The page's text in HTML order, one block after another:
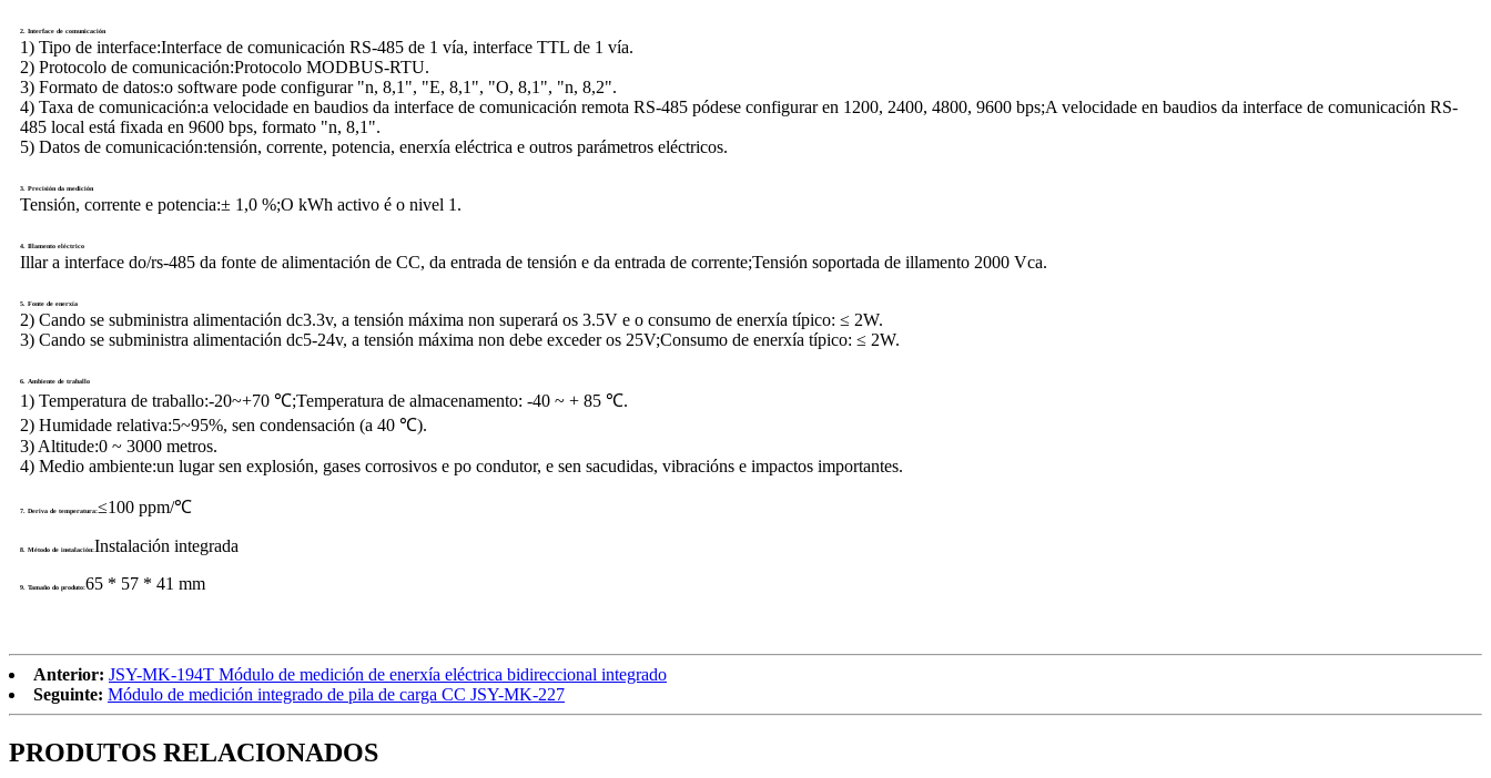
2. Interface de comunicación
1) Tipo de interface:Interface de comunicación RS-485 de 1 vía, interface TTL de 1 vía.
2) Protocolo de comunicación:Protocolo MODBUS-RTU.
3) Formato de datos:o software pode configurar "n, 8,1", "E, 8,1", "O, 8,1", "n, 8,2".
4) Taxa de comunicación:a velocidade en baudios da interface de comunicación remota RS-485 pódese configurar en 1200, 2400, 4800, 9600 bps;A velocidade en baudios da interface de comunicación RS-
485 local está fixada en 9600 bps, formato "n, 8,1".
5) Datos de comunicación:tensión, corrente, potencia, enerxía eléctrica e outros parámetros eléctricos.
3. Precisión da medición
Tensión, corrente e potencia:± 1,0 %;O kWh activo é o nivel 1.
4. Illamento eléctrico
Illar a interface do/rs-485 da fonte de alimentación de CC, da entrada de tensión e da entrada de corrente;Tensión soportada de illamento 2000 Vca.
5. Fonte de enerxía
2) Cando se subministra alimentación dc3.3v, a tensión máxima non superará os 3.5V e o consumo de enerxía típico: ≤ 2W.
3) Cando se subministra alimentación dc5-24v, a tensión máxima non debe exceder os 25V;Consumo de enerxía típico: ≤ 2W.
6. Ambiente de traballo
1) Temperatura de traballo:-20~+70 ℃;Temperatura de almacenamento: -40 ~ + 85 ℃.
2) Humidade relativa:5~95%, sen condensación (a 40 ℃).
3) Altitude:0 ~ 3000 metros.
4) Medio ambiente:un lugar sen explosión, gases corrosivos e po condutor, e sen sacudidas, vibracións e impactos importantes.
7. Deriva de temperatura:≤100 ppm/℃
8. Método de instalación:Instalación integrada
9. Tamaño do produto:65 * 57 * 41 mm
Anterior: JSY-MK-194T Módulo de medición de enerxía eléctrica bidireccional integrado
Seguinte: Módulo de medición integrado de pila de carga CC JSY-MK-227
PRODUTOS RELACIONADOS